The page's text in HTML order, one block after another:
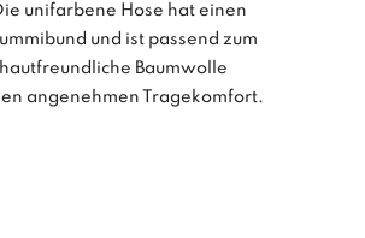
unifarbene Hose hat einen
und ist passend zum
Baumwolle
angenehmen Tragekomfort.